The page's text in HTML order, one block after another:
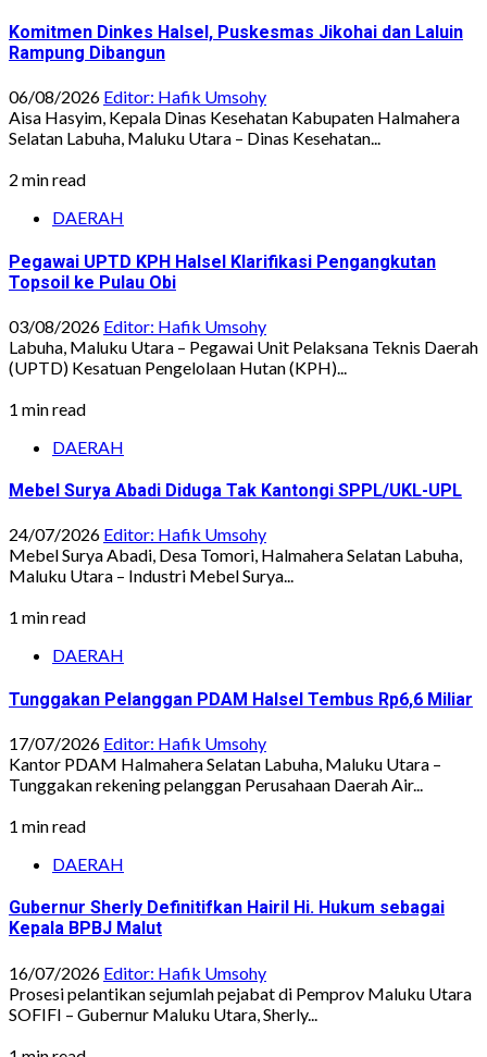
Komitmen Dinkes Halsel, Puskesmas Jikohai dan Laluin
Rampung Dibangun
06/08/2026 Editor: Hafik Umsohy
Aisa Hasyim, Kepala Dinas Kesehatan Kabupaten Halmahera
Selatan Labuha, Maluku Utara – Dinas Kesehatan...
2 min read
DAERAH
Pegawai UPTD KPH Halsel Klarifikasi Pengangkutan
Topsoil ke Pulau Obi
03/08/2026 Editor: Hafik Umsohy
Labuha, Maluku Utara – Pegawai Unit Pelaksana Teknis Daerah
(UPTD) Kesatuan Pengelolaan Hutan (KPH)...
1 min read
DAERAH
Mebel Surya Abadi Diduga Tak Kantongi SPPL/UKL-UPL
24/07/2026 Editor: Hafik Umsohy
Mebel Surya Abadi, Desa Tomori, Halmahera Selatan Labuha,
Maluku Utara – Industri Mebel Surya...
1 min read
DAERAH
Tunggakan Pelanggan PDAM Halsel Tembus Rp6,6 Miliar
17/07/2026 Editor: Hafik Umsohy
Kantor PDAM Halmahera Selatan Labuha, Maluku Utara –
Tunggakan rekening pelanggan Perusahaan Daerah Air...
1 min read
DAERAH
Gubernur Sherly Definitifkan Hairil Hi. Hukum sebagai
Kepala BPBJ Malut
16/07/2026 Editor: Hafik Umsohy
Prosesi pelantikan sejumlah pejabat di Pemprov Maluku Utara
SOFIFI – Gubernur Maluku Utara, Sherly...